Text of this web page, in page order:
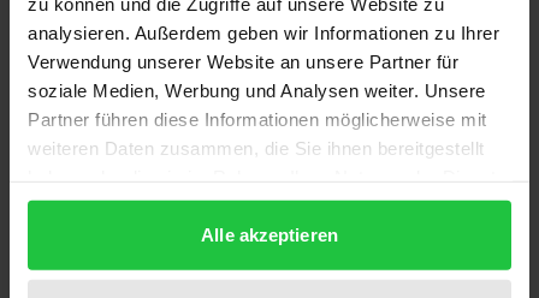
analysieren. Außerdem geben wir Informationen zu Ihrer
Verwendung unserer Website an unsere Partner für
soziale Medien, Werbung und Analysen weiter. Unsere
Partner führen diese Informationen möglicherweise mit
weiteren Daten zusammen, die Sie ihnen bereitgestellt
gesammelt haben.
Alle akzeptieren
welchen Kontexten sich die von Schmitz
erarbeiteten Kategorien des eigenleiblichen Spürens
bewährt haben.
Die Beiträge erörtern die gespürte Leiblichkeit in
ihrer Verflechtung mit Sachverhalten wie
Geschichte, Kultur, Person, Geschlecht sowie als
Aktionsfeld leiblicher Kommunikation und zeugen
davon, dass das von Schmitz begonnene Projekt